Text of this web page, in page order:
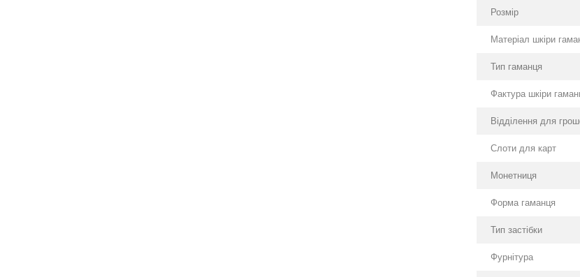
Розмір
Матеріал шкіри
Тип гаманця
Фактура шкіри
Відділення для
Слоти для карт
Монетниця
Форма гаманця
Тип застібки
Фурнітура